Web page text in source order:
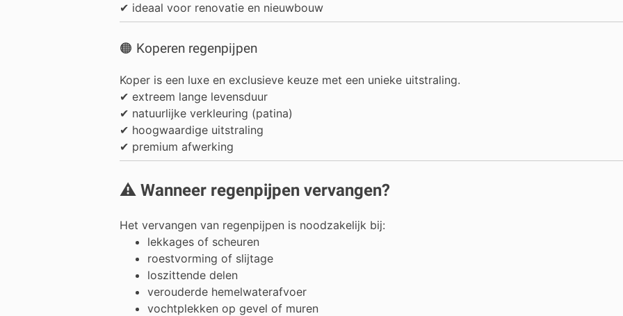
✔ ideaal voor renovatie en nieuwbouw
🟠 Koperen regenpijpen
Koper is een luxe en exclusieve keuze met een unieke uitstraling.
✔ extreem lange levensduur
✔ natuurlijke verkleuring (patina)
✔ hoogwaardige uitstraling
✔ premium afwerking
⚠️ Wanneer regenpijpen vervangen?
Het vervangen van regenpijpen is noodzakelijk bij:
lekkages of scheuren
roestvorming of slijtage
loszittende delen
verouderde hemelwaterafvoer
vochtplekken op gevel of muren